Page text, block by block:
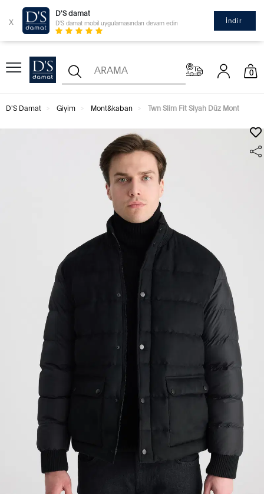
x
D'S damat
D'S damat mobil uygulamasından devam edin İndir
0
D'S Damat Giyim Mont&kaban Twn Slim Fit Siyah Düz Mont